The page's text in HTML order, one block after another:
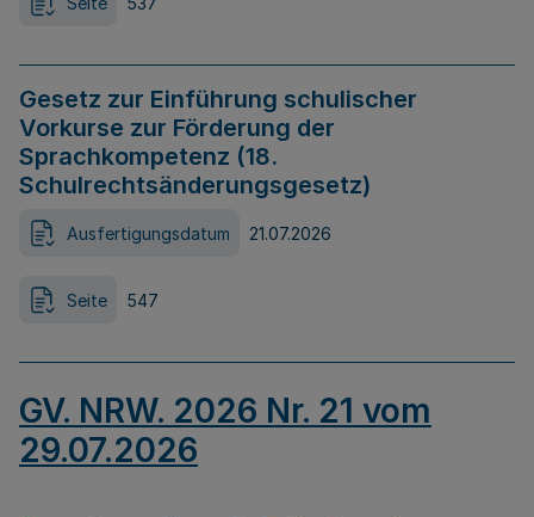
Gesetz zur Einführung schulischer
Vorkurse zur Förderung der
Sprachkompetenz (18.
Schulrechtsänderungsgesetz)
Ausfertigungsdatum 21.07.2026
Seite 547
GV. NRW. 2026 Nr. 21 vom
29.07.2026